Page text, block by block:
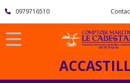
0979716510